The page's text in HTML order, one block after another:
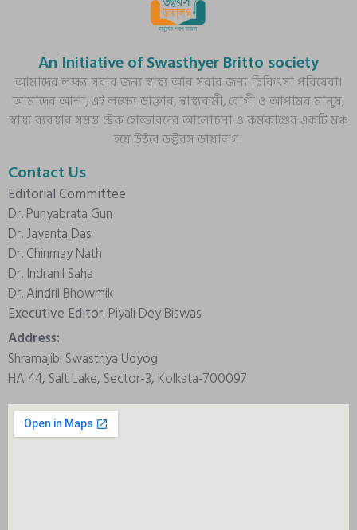
An Initiative of Swasthyer Britto society
আমাদের লক্ষ্য সবার জন্য স্বাস্থ্য আর সবার জন্য চিকিৎসা পরিষেবা।
আমাদের আশা, এই লক্ষ্যে ডাক্তার, স্বাস্থ্যকর্মী, রোগী ও আপামর মানুষ,
স্বাস্থ্য ব্যবস্থার সমস্ত স্টেক হোল্ডারদের আলোচনা ও কর্মকাণ্ডের একটি মঞ্চ
হয়ে উঠবে ডক্টরস ডায়ালগ।
Contact Us
Editorial Committee:
Dr. Punyabrata Gun
Dr. Jayanta Das
Dr. Chinmay Nath
Dr. Indranil Saha
Dr. Aindril Bhowmik
Executive Editor: Piyali Dey Biswas
Address:
Shramajibi Swasthya Udyog
HA 44, Salt Lake, Sector-3, Kolkata-700097